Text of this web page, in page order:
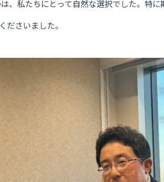
、私たちにとって自然な選択でした。特
ださいました。